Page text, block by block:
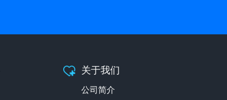
关于我们
公司简介